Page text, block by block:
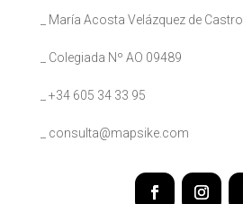
_ María Acosta Velázquez de Castro
_ Colegiada Nº AO 09489
_ +34 605 34 33 95
_ consulta@mapsike.com